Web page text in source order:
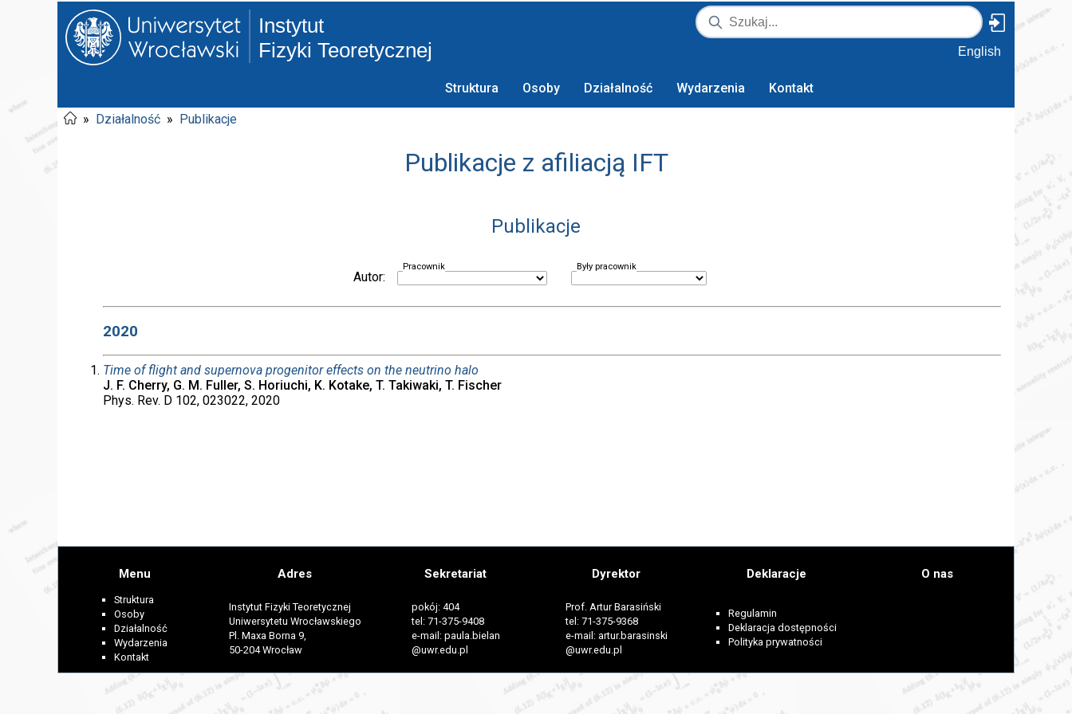
Instytut
Fizyki Teoretycznej
English
Struktura Osoby Działalność Wydarzenia Kontakt
» Działalność » Publikacje
Publikacje z afiliacją IFT
Publikacje
Autor:
Pracownik Były pracownik
2020
Time of flight and supernova progenitor effects on the neutrino halo
J. F. Cherry, G. M. Fuller, S. Horiuchi, K. Kotake, T. Takiwaki, T. Fischer
Phys. Rev. D 102, 023022, 2020
Menu
Struktura
Osoby
Działalność
Wydarzenia
Kontakt
Adres
Instytut Fizyki Teoretycznej
Uniwersytetu Wrocławskiego
Pl. Maxa Borna 9,
50-204 Wrocław
Sekretariat
pokój: 404
tel: 71-375-9408
e-mail: paula.bielan
@uwr.edu.pl
Dyrektor
Prof. Artur Barasiński
tel: 71-375-9368
e-mail: artur.barasinski
@uwr.edu.pl
Deklaracje
Regulamin
Deklaracja dostępności
Polityka prywatności
O nas